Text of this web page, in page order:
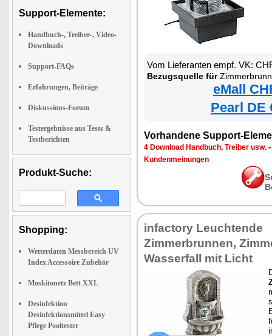
Support-Elemente:
Handbuch-, Treiber-, Video-
Downloads
Support-FAQs
Erfahrungen, Beiträge
Diskussions-Forum
Testergebnisse aus Tests &
Testberichten
Produkt-Suche:
Shopping:
Wetterdaten Messbereich UV
Index Accessoire Zubehör
Moskitonetz Bett XXL
Desinfektion
Desinfektionsmittel Easy
Pflege Pooltester
Vom Lieferanten empf. VK:
Bezugsquelle für
eMall
Pearl DE
Vorhandene Support-
4 Download Handbuch, Treiber usw. •
Kundenmeinungen
infactory Leuchtende
Zimmerbrunnen,
Wasserfall mit Licht